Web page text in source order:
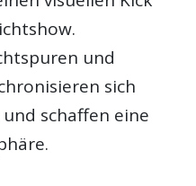
und
sich
schaffen eine